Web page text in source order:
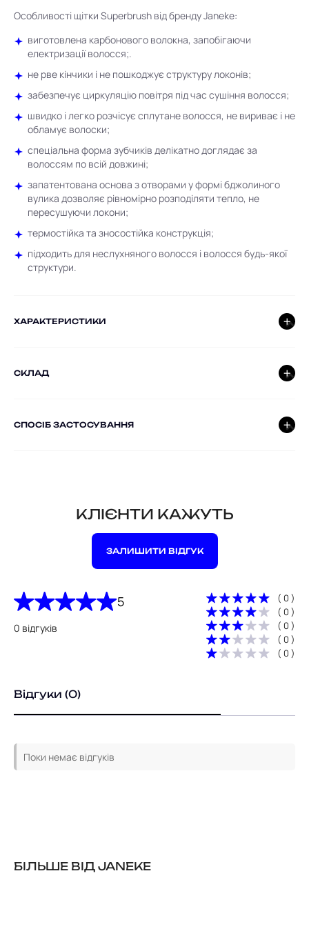
Особливості щітки Superbrush від бренду Janeke:
виготовлена карбонового волокна, запобігаючи
електризації волосся;.
не рве кінчики і не пошкоджує структуру локонів;
забезпечує циркуляцію повітря під час сушіння волосся;
швидко і легко розчісує сплутане волосся, не вириває і не
обламує волоски;
спеціальна форма зубчиків делікатно доглядає за
волоссям по всій довжині;
запатентована основа з отворами у формі бджолиного
вулика дозволяє рівномірно розподіляти тепло, не
пересушуючи локони;
термостійка та зносостійка конструкція;
підходить для неслухняного волосся і волосся будь-якої
структури.
ХАРАКТЕРИСТИКИ
СКЛАД
СПОСІБ ЗАСТОСУВАННЯ
КЛІЄНТИ КАЖУТЬ
ЗАЛИШИТИ ВІДГУК
5
0 відгуків
( 0 )
( 0 )
( 0 )
( 0 )
( 0 )
Відгуки (0)
Поки немає відгуків
БІЛЬШЕ ВІД JANEKE